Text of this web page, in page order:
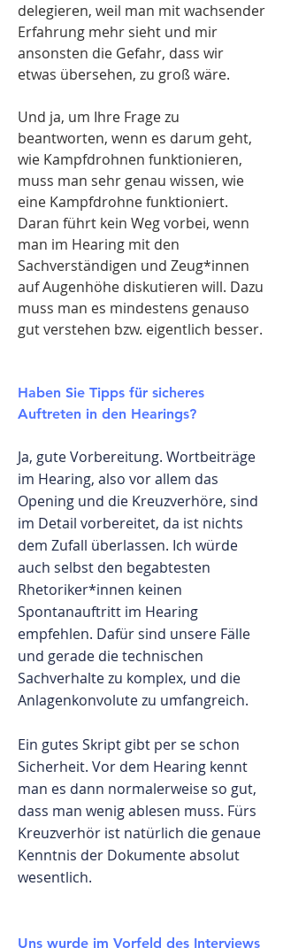
delegieren, weil man mit wachsender
Erfahrung mehr sieht und mir
ansonsten die Gefahr, dass wir
etwas übersehen, zu groß wäre.
Und ja, um Ihre Frage zu
beantworten, wenn es darum geht,
wie Kampfdrohnen funktionieren,
muss man sehr genau wissen, wie
eine Kampfdrohne funktioniert.
Daran führt kein Weg vorbei, wenn
man im Hearing mit den
Sachverständigen und Zeug*innen
auf Augenhöhe diskutieren will. Dazu
muss man es mindestens genauso
gut verstehen bzw. eigentlich besser.
Haben Sie Tipps für sicheres
Auftreten in den Hearings?
Ja, gute Vorbereitung. Wortbeiträge
im Hearing, also vor allem das
Opening und die Kreuzverhöre, sind
im Detail vorbereitet, da ist nichts
dem Zufall überlassen. Ich würde
auch selbst den begabtesten
Rhetoriker*innen keinen
Spontanauftritt im Hearing
empfehlen. Dafür sind unsere Fälle
und gerade die technischen
Sachverhalte zu komplex, und die
Anlagenkonvolute zu umfangreich.
Ein gutes Skript gibt per se schon
Sicherheit. Vor dem Hearing kennt
man es dann normalerweise so gut,
dass man wenig ablesen muss. Fürs
Kreuzverhör ist natürlich die genaue
Kenntnis der Dokumente absolut
wesentlich.
Uns wurde im Vorfeld des Interviews